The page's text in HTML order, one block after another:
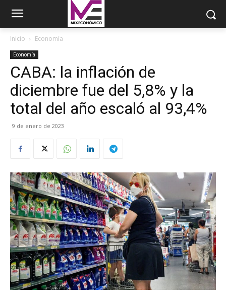
Inicio Economía
Economía
CABA: la inflación de
diciembre fue del 5,8% y la
total del año escaló al 93,4%
9 de enero de 2023